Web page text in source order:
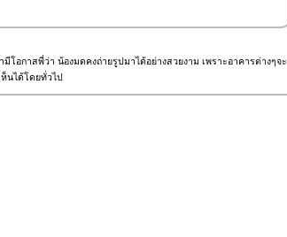
โอกาสพี่ว่า น้องมดคงถ่ายรูปมาได้อย่างสวยงาม เพราะอาคารต่างๆจะ
นได้โดยทั่วไป